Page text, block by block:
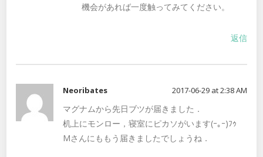
機会があれば一度触ってみてください。
返信
Neoribates 2017-06-29 at 2:38 AM
マグナムから先日ブツが届きました．
机上にモンロー，寝室にピカソがいます(ｰ｡ｰ)ﾌｩ
Mさんにももう届きましたでしょうね．